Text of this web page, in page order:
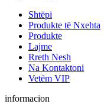
Shtëpi
Produkte të Nxehta
Produkte
Lajme
Rreth Nesh
Na Kontaktoni
Vetëm VIP
informacion